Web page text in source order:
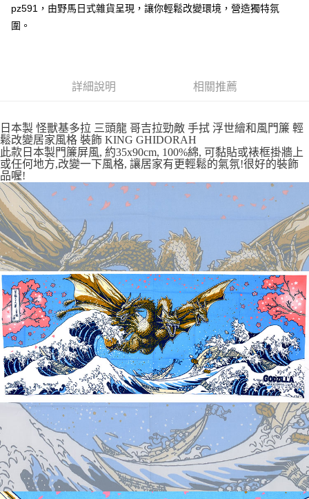
ATM付款
每筆NT$65，滿NT$999(含以上)免運費
每筆NT$65，滿NT$999(含以上)免運費
7-11取貨付款
每筆NT$65，滿NT$999(含以上)免運費
付款後7-11取貨
每筆NT$65，滿NT$999(含以上)免運費
宅配
每筆NT$100，滿NT$999(含以上)免運費
pz591，由野馬日式雜貨呈現，讓你輕鬆改變環境，營造獨特氛
圍。
詳細說明 相關推薦
日本製 怪獸基多拉 三頭龍 哥吉拉勁敵 手拭 浮世繪和風門簾 輕
鬆改變居家風格 裝飾 KING GHIDORAH
此款日本製門簾屏風, 約35x90cm, 100%綿, 可黏貼或裱框掛牆上
或任何地方,改變一下風格, 讓居家有更輕鬆的氣氛!很好的裝飾
品喔!